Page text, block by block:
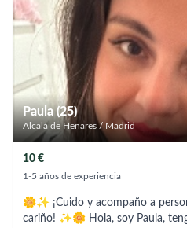
puestos en los que eh estado eh
menciones. Si estás interesad@
demás y te interesa que tú ser
posible contáctame.
Paula (25)
Alcalá de Henares / Madrid
10 €
1-5 años de experiencia
🌼✨ ¡Cuido y acompaño a
cariño! ✨🌼 Hola, soy Paula,